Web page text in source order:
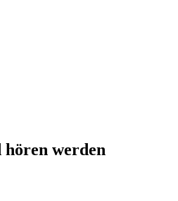
hören werden